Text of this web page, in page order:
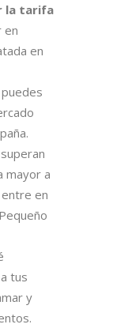
la tarifa
en
en
mayor a
en
tus
y